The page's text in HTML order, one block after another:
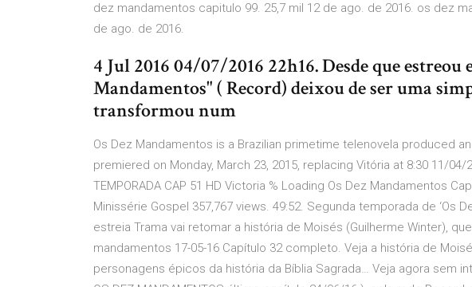
dez mandamentos capitulo 99. 25,7 mil 12 de ago. de 2016. os dez
de ago. de 2016.
4 Jul 2016 04/07/2016 22h16. Desde que estreou
Mandamentos" ( Record) deixou de ser uma
transformou num
Os Dez Mandamentos is a Brazilian primetime telenovela produced
premiered on Monday, March 23, 2015, replacing Vitória at 8:30 11/04/
TEMPORADA CAP 51 HD Victoria % Loading Os Dez Mandamentos
Minissérie Gospel 357,767 views. 49:52. Segunda temporada de ‘Os
estreia Trama vai retomar a história de Moisés (Guilherme Winter),
mandamentos 17-05-16 Capítulo 32 completo. Veja a história de
personagens épicos da história da Bíblia Sagrada… Veja agora sem